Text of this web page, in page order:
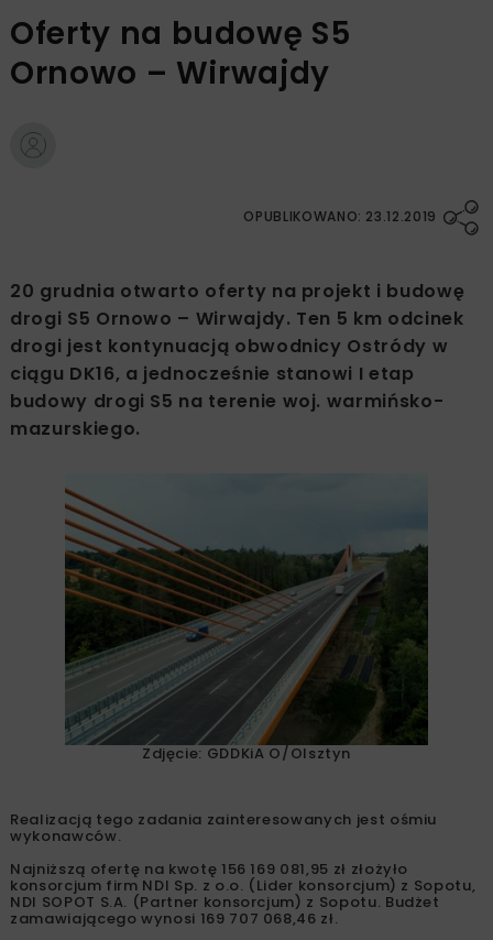
Oferty na budowę S5
Ornowo – Wirwajdy
OPUBLIKOWANO: 23.12.2019
20 grudnia otwarto oferty na projekt i budowę
drogi S5 Ornowo – Wirwajdy. Ten 5 km odcinek
drogi jest kontynuacją obwodnicy Ostródy w
ciągu DK16, a jednocześnie stanowi I etap
budowy drogi S5 na terenie woj. warmińsko-
mazurskiego.
Zdjęcie: GDDKiA O/Olsztyn
Realizacją tego zadania zainteresowanych jest ośmiu
wykonawców.
Najniższą ofertę na kwotę 156 169 081,95 zł złożyło
konsorcjum firm NDI Sp. z o.o. (Lider konsorcjum) z Sopotu,
NDI SOPOT S.A. (Partner konsorcjum) z Sopotu. Budżet
zamawiającego wynosi 169 707 068,46 zł.